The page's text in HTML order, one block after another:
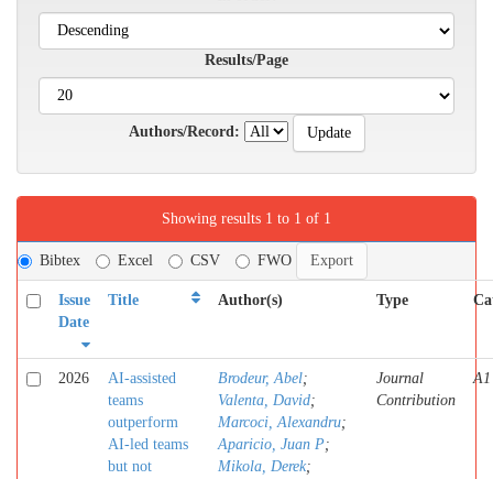
Results/Page
Authors/Record:
Showing results 1 to 1 of 1
Bibtex Excel CSV FWO
Issue
Date
Title Author(s) Type
2026
AI-assisted
teams
outperform
AI-led teams
but not
Brodeur, Abel;
Valenta, David;
Marcoci, Alexandru;
Aparicio, Juan P;
Mikola, Derek;
Journal
Contribution
A1